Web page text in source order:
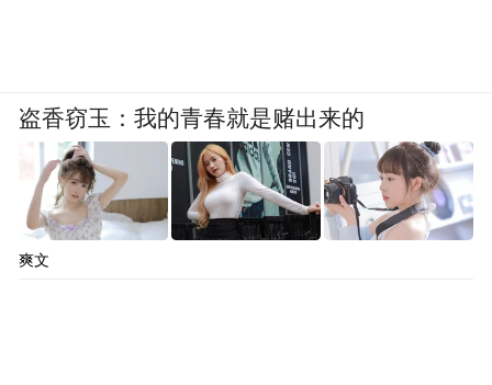
盗香窃玉：我的青春就是赌出来的
爽文